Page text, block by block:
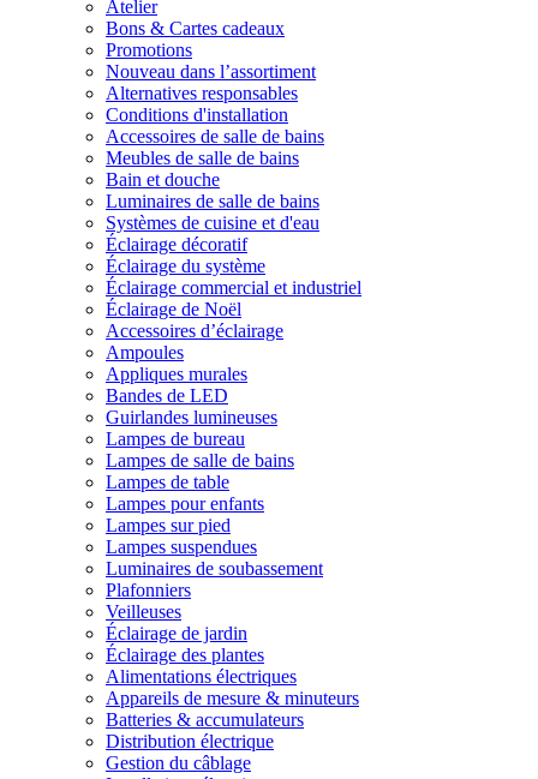
Atelier
Bons & Cartes cadeaux
Promotions
Nouveau dans l’assortiment
Alternatives responsables
Conditions d'installation
Accessoires de salle de bains
Meubles de salle de bains
Bain et douche
Luminaires de salle de bains
Systèmes de cuisine et d'eau
Éclairage décoratif
Éclairage du système
Éclairage commercial et industriel
Éclairage de Noël
Accessoires d’éclairage
Ampoules
Appliques murales
Bandes de LED
Guirlandes lumineuses
Lampes de bureau
Lampes de salle de bains
Lampes de table
Lampes pour enfants
Lampes sur pied
Lampes suspendues
Luminaires de soubassement
Plafonniers
Veilleuses
Éclairage de jardin
Éclairage des plantes
Alimentations électriques
Appareils de mesure & minuteurs
Batteries & accumulateurs
Distribution électrique
Gestion du câblage